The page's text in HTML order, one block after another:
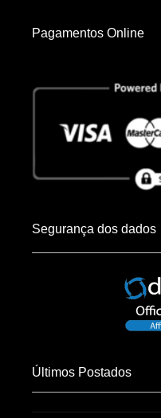
Pagamentos Online
Segurança dos dados
Últimos Postados